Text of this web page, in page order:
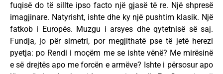
fuqisë do të sillte ipso facto një gjasë të re. Një shpresë
imagjinare. Natyrisht, ishte dhe ky një pushtim klasik. Një
fatkob i Europës. Muzgu i arsyes dhe qytetnisë së saj.
Fundja, jo për simetri, por megjithatë pse të jetë herezi
pyetja: po Rendi i moçëm me se ishte vënë? Me mirësinë
e së drejtës apo me forcën e armëve? Ishte i përsosur apo